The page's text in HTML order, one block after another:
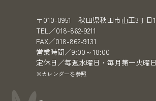
〒010-0951 秋田県秋田市山王3丁目
TEL／018-862-9211
FAX／018-862-9131
営業時間／9:00～18:00
定休日／毎週水曜日・毎月第一火曜
※カレンダーを参照